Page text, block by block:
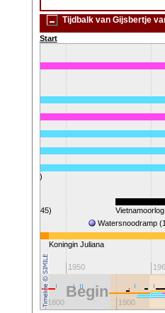
Tijdbalk van Gijsbertje
Start
1950
Watersnoodramp
Koningin Juliana
II (1940-1945)
2014)
1800 1900
Begin